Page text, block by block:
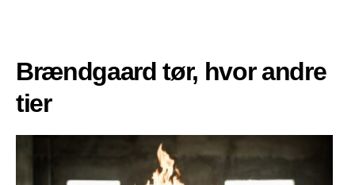
Brændgaard tør, hvor andre
tier